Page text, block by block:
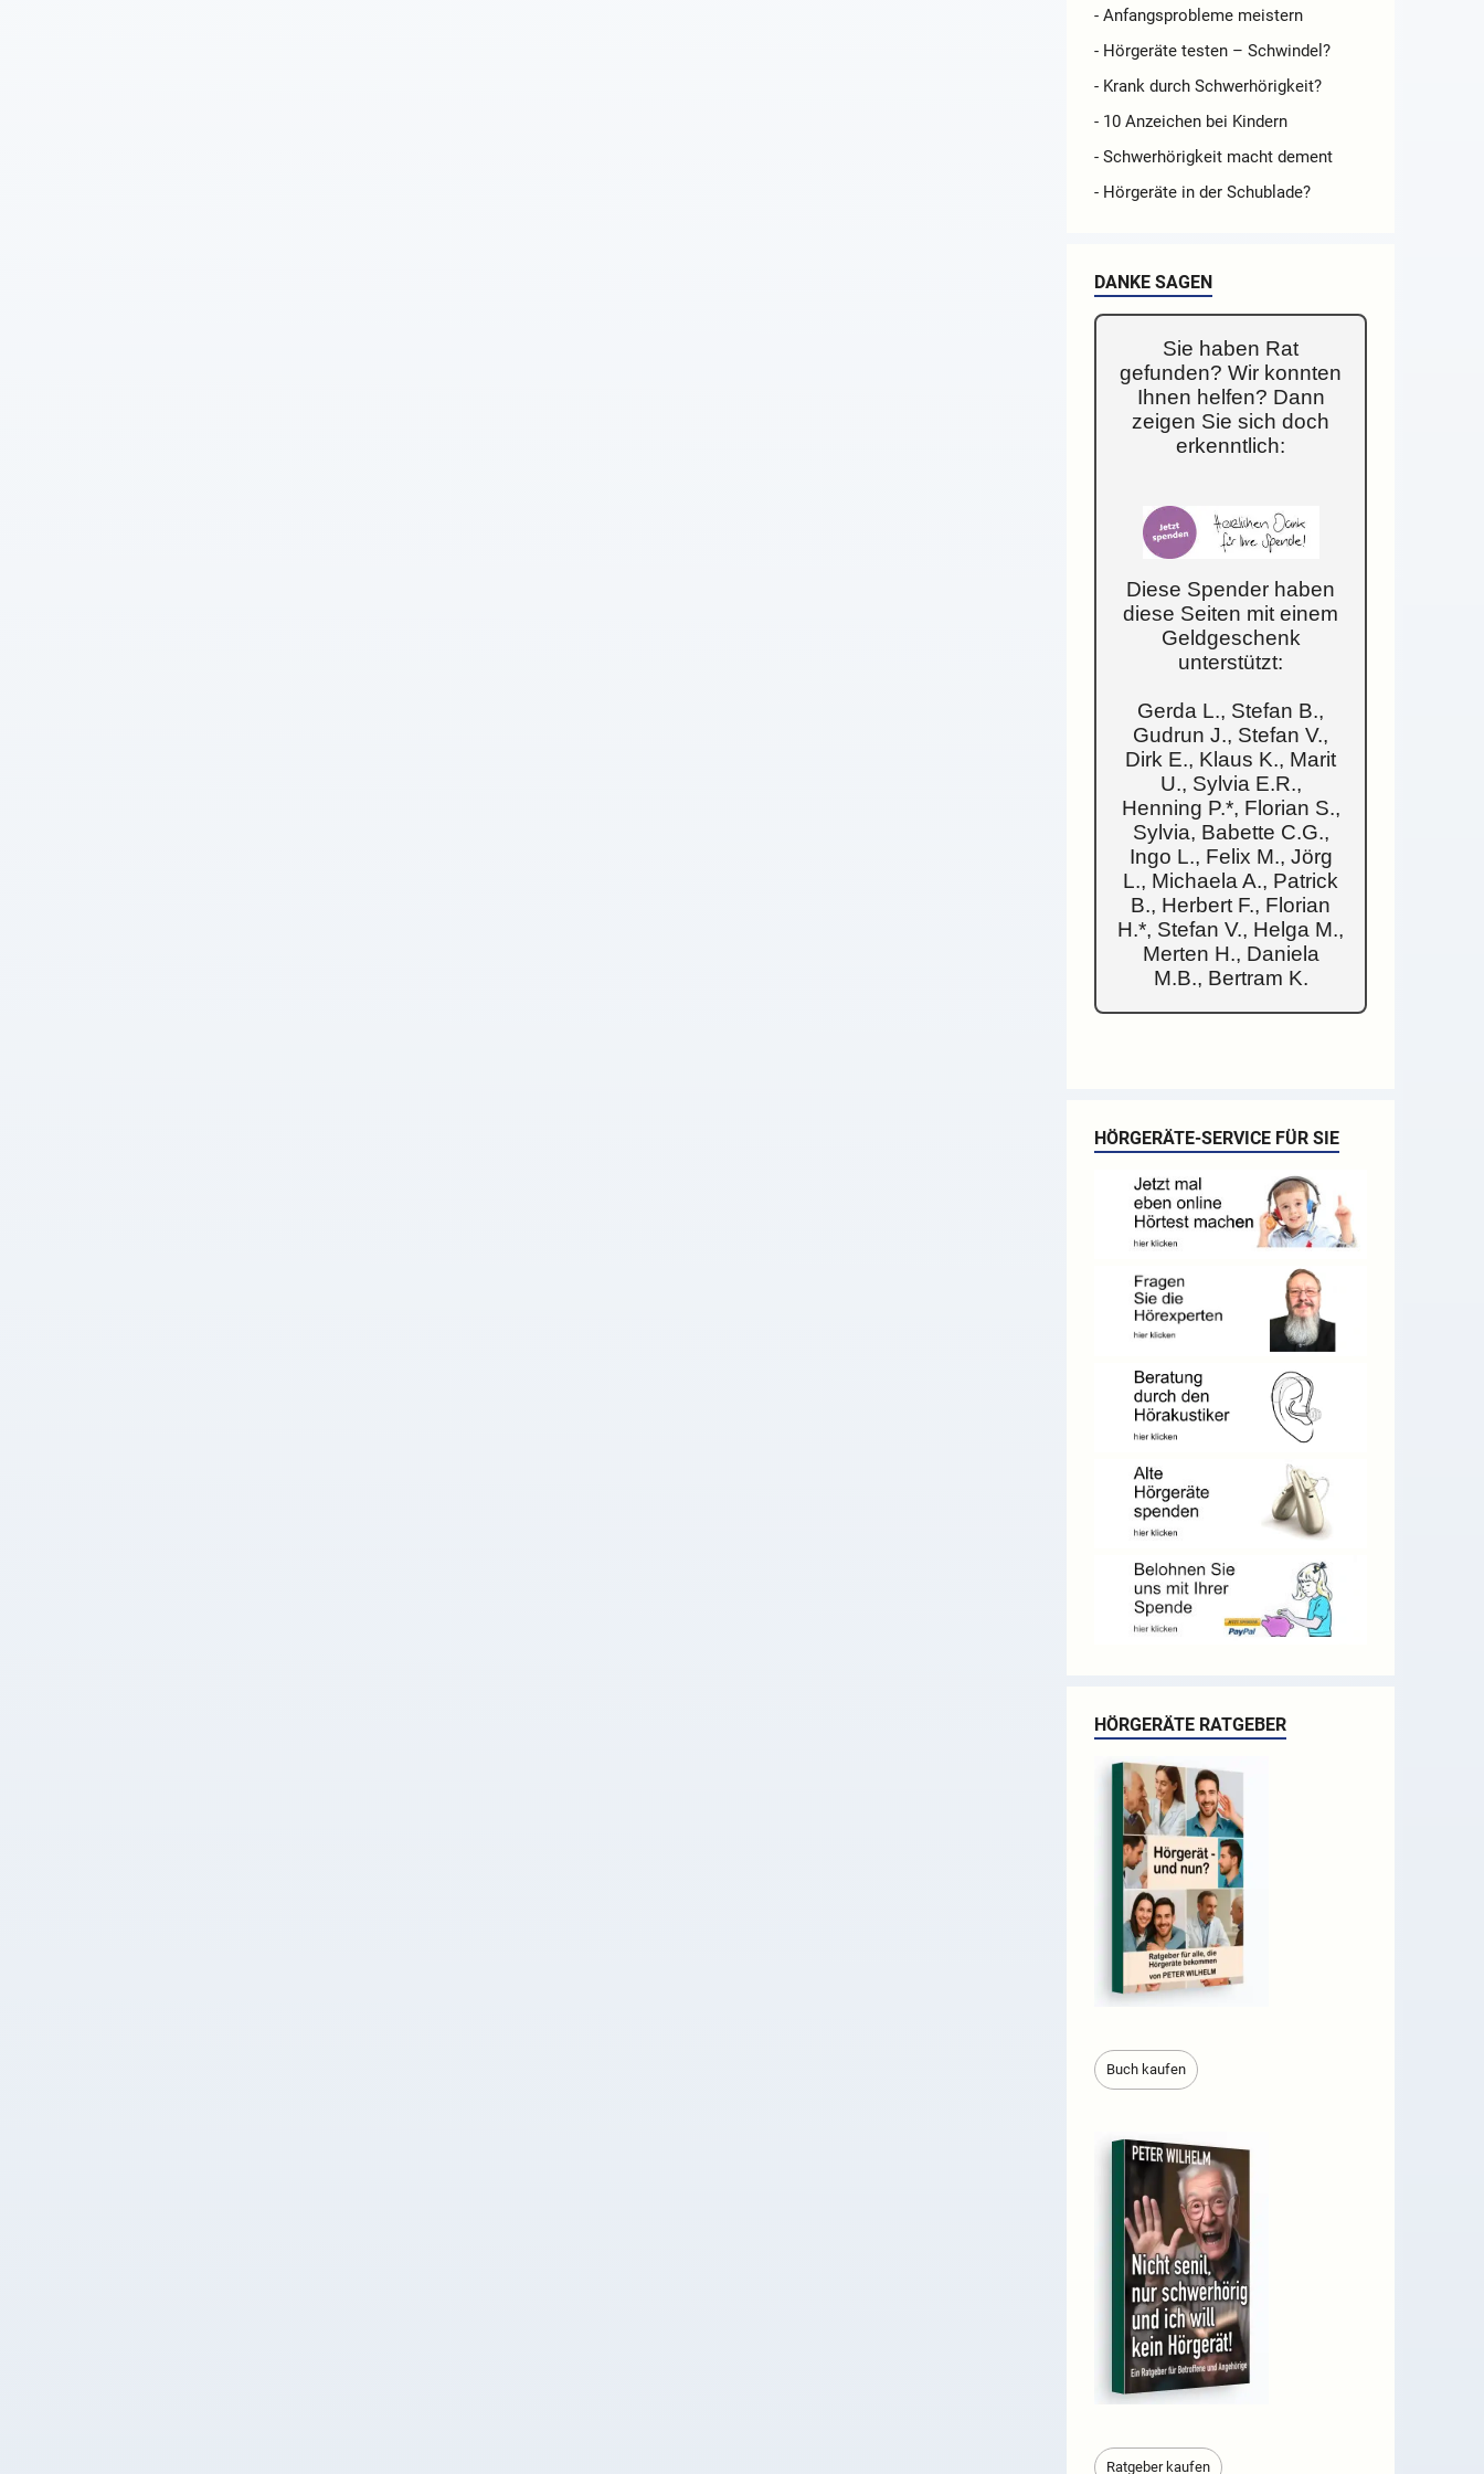
- Anfangsprobleme meistern
- Hörgeräte testen – Schwindel?
- Krank durch Schwerhörigkeit?
- 10 Anzeichen bei Kindern
- Schwerhörigkeit macht dement
- Hörgeräte in der Schublade?
DANKE SAGEN
Sie haben Rat
gefunden? Wir konnten
Ihnen helfen? Dann
zeigen Sie sich doch
erkenntlich:
Diese Spender haben
diese Seiten mit einem
Geldgeschenk
unterstützt:
Gerda L., Stefan B.,
Gudrun J., Stefan V.,
Dirk E., Klaus K., Marit
U., Sylvia E.R.,
Henning P.*, Florian S.,
Sylvia, Babette C.G.,
Ingo L., Felix M., Jörg
L., Michaela A., Patrick
B., Herbert F., Florian
H.*, Stefan V., Helga M.,
Merten H., Daniela
M.B., Bertram K.
HÖRGERÄTE-SERVICE FÜR SIE
HÖRGERÄTE RATGEBER
Buch kaufen
Ratgeber kaufen